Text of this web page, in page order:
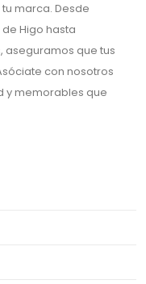
marca. Desde
Higo hasta
que tus
con nosotros
y memorables que